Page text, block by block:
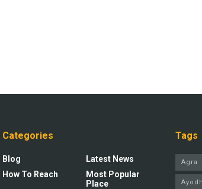
Categories
Blog
How To Reach
Latest News
Most Popular
Place
Tags
Agra